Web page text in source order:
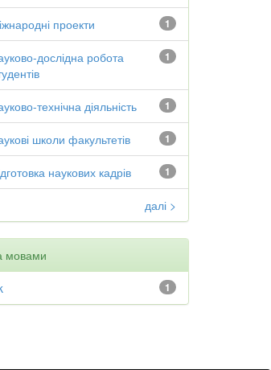
1
проекти
1
дослідна робота
1
технічна діяльність
1
школи факультетів
1
наукових кадрів
далі >
мовами
1